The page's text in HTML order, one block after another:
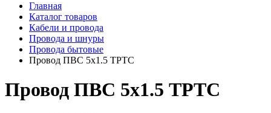
Главная
Каталог товаров
Кабели и провода
Провода и шнуры
Провода бытовые
Провод ПВС 5х1.5 ТРТС
Провод ПВС 5х1.5 ТРТС